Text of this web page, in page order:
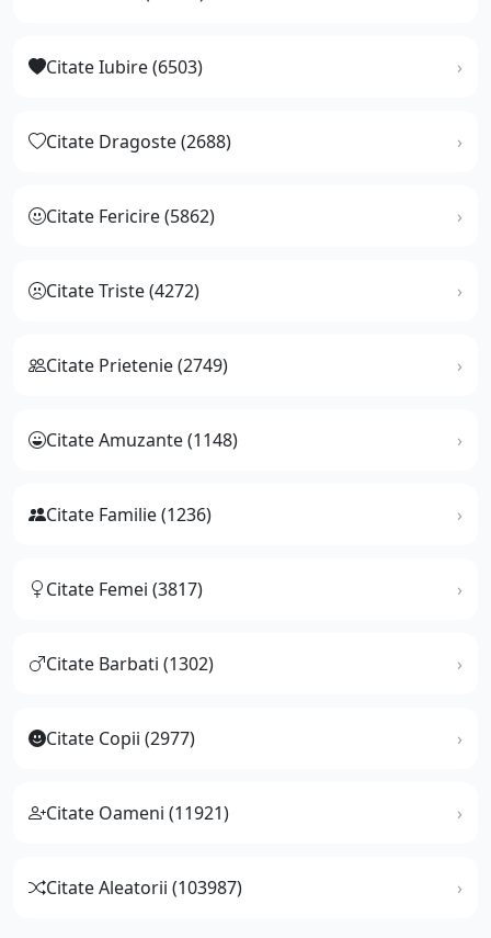
Citate Iubire (6503)
Citate Dragoste (2688)
Citate Fericire (5862)
Citate Triste (4272)
Citate Prietenie (2749)
Citate Amuzante (1148)
Citate Familie (1236)
Citate Femei (3817)
Citate Barbati (1302)
Citate Copii (2977)
Citate Oameni (11921)
Citate Aleatorii (103987)